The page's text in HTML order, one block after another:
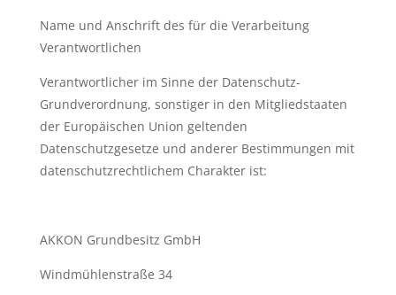
Name und Anschrift des für die Verarbeitung
Verantwortlichen
Verantwortlicher im Sinne der Datenschutz-
Grundverordnung, sonstiger in den Mitgliedstaaten
der Europäischen Union geltenden
Datenschutzgesetze und anderer Bestimmungen mit
datenschutzrechtlichem Charakter ist:
AKKON Grundbesitz GmbH
Windmühlenstraße 34